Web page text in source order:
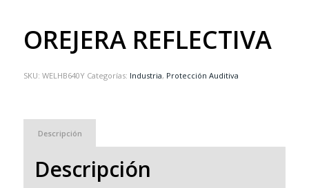
OREJERA REFLECTIVA
SKU: WELHB640Y Categorías: Industria, Protección Auditiva
Descripción
Descripción